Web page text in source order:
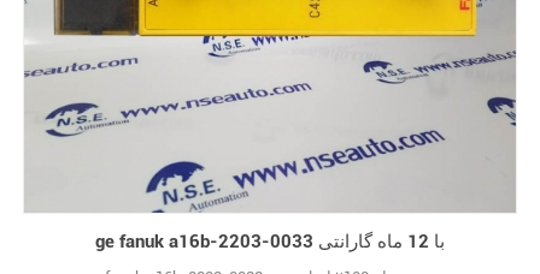
ge fanuk a16b-2203-0033 با 12 ماه گارانتی